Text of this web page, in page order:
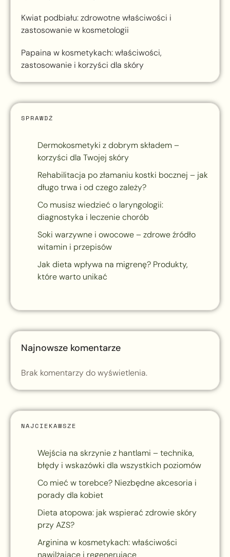
Kwiat podbiału: zdrowotne właściwości i
zastosowanie w kosmetologii
Papaina w kosmetykach: właściwości,
zastosowanie i korzyści dla skóry
SPRAWDŹ
Dermokosmetyki z dobrym składem –
korzyści dla Twojej skóry
Rehabilitacja po złamaniu kostki bocznej – jak
długo trwa i od czego zależy?
Co musisz wiedzieć o laryngologii:
diagnostyka i leczenie chorób
Soki warzywne i owocowe – zdrowe źródło
witamin i przepisów
Jak dieta wpływa na migrenę? Produkty,
które warto unikać
Najnowsze komentarze
Brak komentarzy do wyświetlenia.
NAJCIEKAWSZE
Wejścia na skrzynie z hantlami – technika,
błędy i wskazówki dla wszystkich poziomów
Co mieć w torebce? Niezbędne akcesoria i
porady dla kobiet
Dieta atopowa: jak wspierać zdrowie skóry
przy AZS?
Arginina w kosmetykach: właściwości
nawilżające i regenerujące